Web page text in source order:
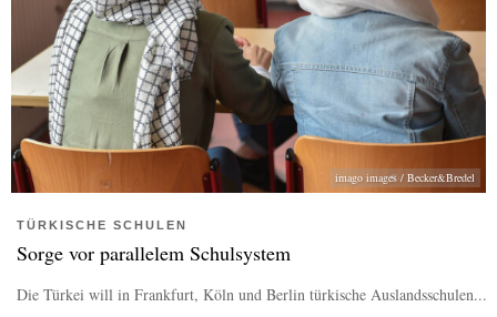
imago images / Becker&Bredel
TÜRKISCHE SCHULEN
Sorge vor parallelem Schulsystem
Die Türkei will in Frankfurt, Köln und Berlin türkische Auslandsschulen...